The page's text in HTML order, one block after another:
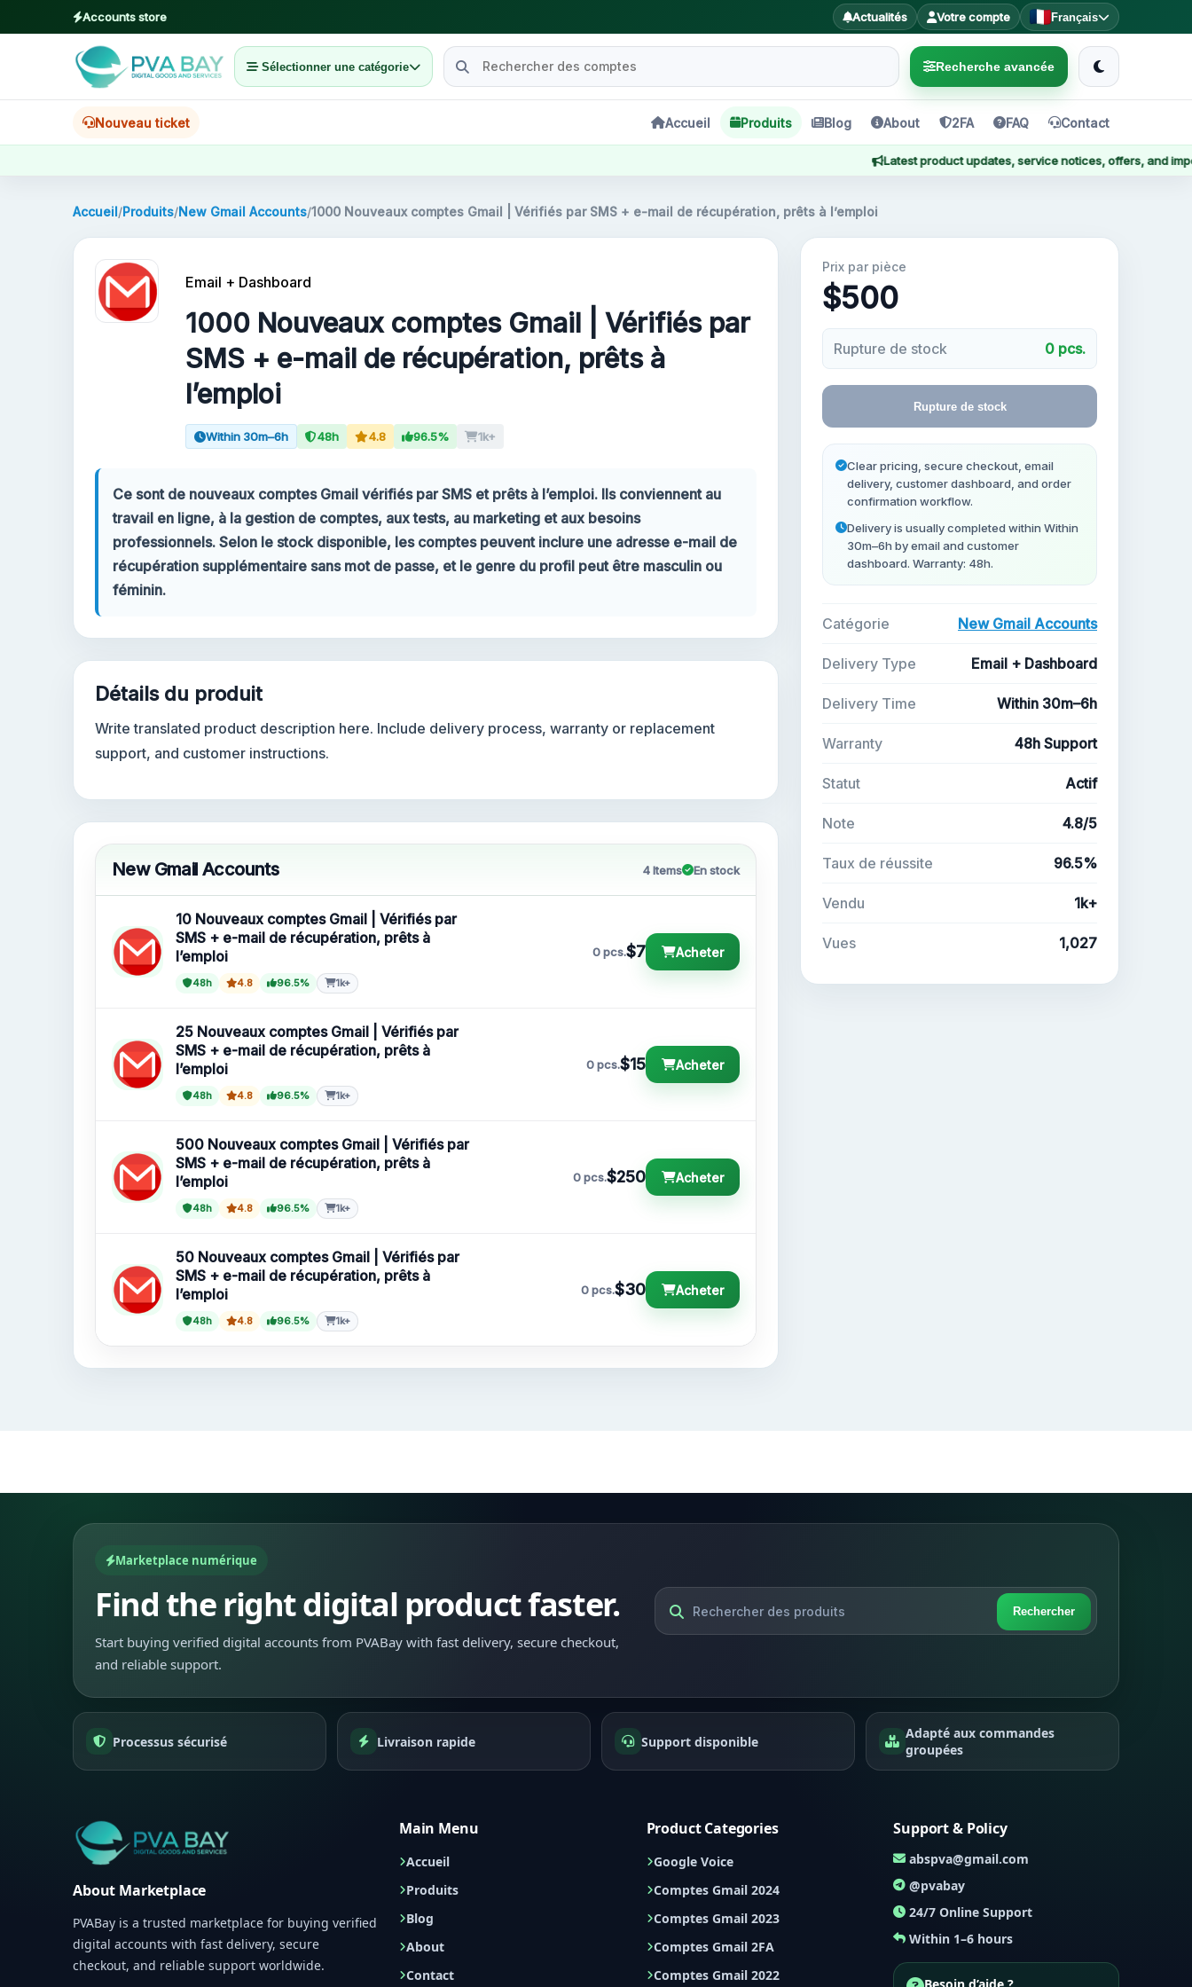
Accounts store Actualités Votre compte Français
Sélectionner une catégorie Recherche avancée
Nouveau ticket Accueil Produits Blog About 2FA FAQ Contact
Latest product updates, service notices, offers, and important
Accueil
About
Google Voice
Comptes Gmail 2024
Comptes Gmail 2FA
Comptes Gmail 2022
Forwarding Gmail
Nouveaux Comptes Gmail
Accueil/Produits/New Gmail Accounts/1000 Nouveaux comptes Gmail | Vérifiés par SMS + e-mail de récupération, prêts à l’emploi
Email + Dashboard
1000 Nouveaux comptes Gmail | Vérifiés par
SMS + e-mail de récupération, prêts à
l’emploi
Within 30m–6h 48h 4.8 96.5% 1k+
Ce sont de nouveaux comptes Gmail vérifiés par SMS et prêts à l’emploi. Ils conviennent au
travail en ligne, à la gestion de comptes, aux tests, au marketing et aux besoins
professionnels. Selon le stock disponible, les comptes peuvent inclure une adresse e-mail de
récupération supplémentaire sans mot de passe, et le genre du profil peut être masculin ou
féminin.
Prix par pièce
$500
Rupture de stock 0 pcs.
Rupture de stock
Clear pricing, secure checkout, email
delivery, customer dashboard, and order
confirmation workflow.
Delivery is usually completed within Within
30m–6h by email and customer
dashboard. Warranty: 48h.
Catégorie New Gmail Accounts
Delivery Type Email + Dashboard
Delivery Time Within 30m–6h
Warranty 48h Support
Statut Actif
Note 4.8/5
Taux de réussite 96.5%
Vendu 1k+
Vues 1,027
Détails du produit
Write translated product description here. Include delivery process, warranty or replacement
support, and customer instructions.
New Gmail Accounts 4 Items En stock
10 Nouveaux comptes Gmail | Vérifiés par
SMS + e-mail de récupération, prêts à
l’emploi
48h 4.8 96.5% 1k+
0 pcs.$7 Acheter
25 Nouveaux comptes Gmail | Vérifiés par
SMS + e-mail de récupération, prêts à
l’emploi
48h 4.8 96.5% 1k+
0 pcs.$15 Acheter
500 Nouveaux comptes Gmail | Vérifiés par
SMS + e-mail de récupération, prêts à
l’emploi
48h 4.8 96.5% 1k+
0 pcs.$250 Acheter
50 Nouveaux comptes Gmail | Vérifiés par
SMS + e-mail de récupération, prêts à
l’emploi
48h 4.8 96.5% 1k+
0 pcs.$30 Acheter
Marketplace numérique
Find the right digital product faster.
Start buying verified digital accounts from PVABay with fast delivery, secure checkout,
and reliable support.
Rechercher
Processus sécurisé Livraison rapide Support disponible
Adapté aux commandes
groupées
About Marketplace
PVABay is a trusted marketplace for buying verified
digital accounts with fast delivery, secure
checkout, and reliable support worldwide.
Main Menu
Accueil
Produits
Blog
About
Contact
Product Categories
Google Voice
Comptes Gmail 2024
Comptes Gmail 2023
Comptes Gmail 2FA
Comptes Gmail 2022
Support & Policy
abspva@gmail.com
@pvabay
24/7 Online Support
Within 1–6 hours